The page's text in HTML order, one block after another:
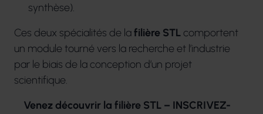
synthèse).
Ces deux spécialités de lafilière STLcomportent
un module tourné vers la recherche et l’industrie
par le biais de la conception d’un projet
scientifique.
Venez découvrir la filière STL – INSCRIVEZ-